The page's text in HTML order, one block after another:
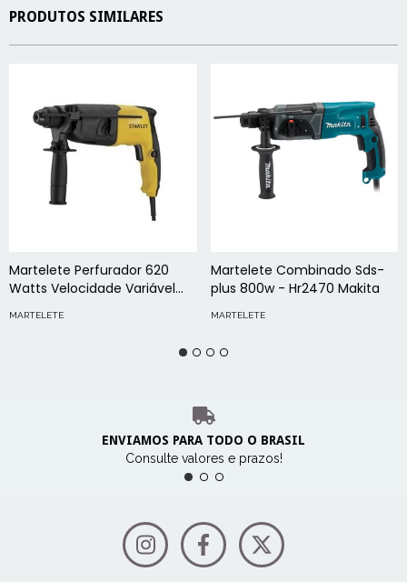
PRODUTOS SIMILARES
Martelete Perfurador 620
Watts Velocidade Variável
(110v)
MARTELETE
Martelete Combinado Sds-
plus 800w - Hr2470 Makita
MARTELETE
ENVIAMOS PARA TODO O BRASIL
Consulte valores e prazos!